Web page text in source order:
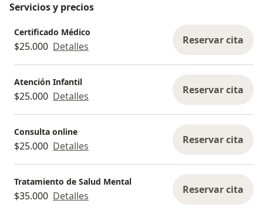
Servicios y precios
Certificado Médico
$25.000 Detalles Reservar cita
Atención Infantil
$25.000 Detalles Reservar cita
Consulta online
$25.000 Detalles Reservar cita
Tratamiento de Salud Mental
$35.000 Detalles Reservar cita